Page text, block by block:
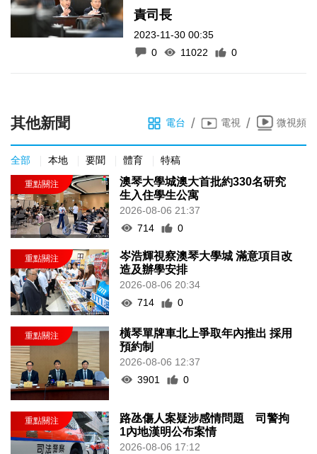
責司長
2023-11-30 00:35
0
11022 0
其他新聞 電台 / 電視 / 微視頻
全部 本地 要聞 體育 特稿
澳琴大學城澳大首批約330名研究
生入住學生公寓
2026-08-06 21:37
714
0
岑浩輝視察澳琴大學城 滿意項目改
造及辦學安排
2026-08-06 20:34
714
0
橫琴單牌車北上爭取年內推出 採用
預約制
2026-08-06 12:37
3901
0
路氹傷人案疑涉感情問題 司警拘
1內地漢明公布案情
2026-08-06 17:12